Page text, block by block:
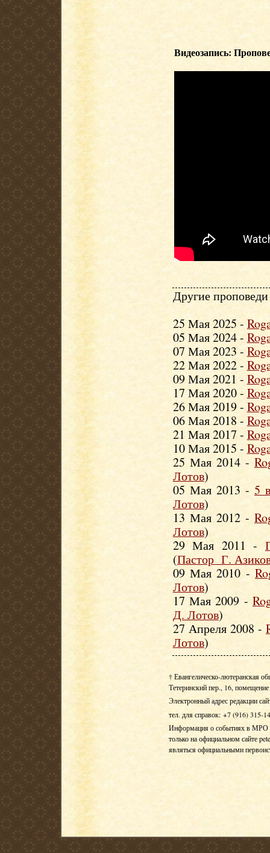
Видеозапись:
Другие
25 Мая 2025 -
05 Мая 2024 -
07 Мая 2023 -
22 Мая 2022 -
09 Мая 2021 -
17 Мая 2020 -
26 Мая 2019 -
06 Мая 2018 -
21 Мая 2017 -
10 Мая 2015 -
25 Мая 2014 -
Лотов)
05 Мая 2013 - 5
Лотов)
13 Мая 2012 -
Лотов)
29 Мая 2011 -
(Пастор Г.
09 Мая 2010 -
Лотов)
17 Мая 2009 -
Д. Лотов)
27 Апреля 2008 -
Лотов)
† Евангелическо-лютеранская
Тетеринский пер., 16,
Электронный адрес редакции
тел. для справок: +7 (916) 315-
Информация о событиях в МРО
только на официальном сайте
являться официальными